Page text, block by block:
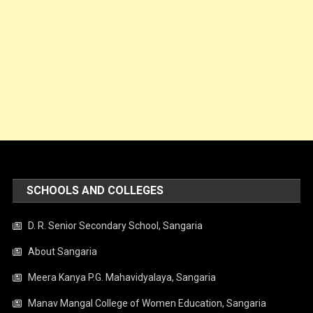
SCHOOLS AND COLLEGES
D. R. Senior Secondary School, Sangaria
About Sangaria
Meera Kanya P.G. Mahavidyalaya, Sangaria
Manav Mangal College of Women Education, Sangaria